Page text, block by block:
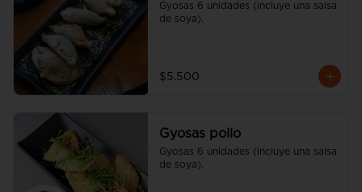
Gyosas 6 unidades (incluye una salsa
de soya).
$5.500
Gyosas pollo
Gyosas 6 unidades (incluye una salsa
de soya).